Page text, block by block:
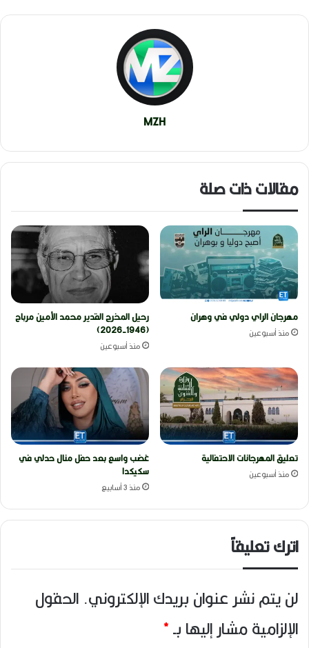
MZH
مقالات ذات صلة
مهرجان الراي دولي في وهران
منذ أسبوعين
رحيل المخرج القدير محمد الأمين مرباح
(1946-2026)
منذ أسبوعين
تعليق المهرجانات الاحتفالية
منذ أسبوعين
غضب واسع بعد حفل منال حدلي في
سكيكدا
منذ 3 أسابيع
اترك تعليقاً
لن يتم نشر عنوان بريدك الإلكتروني. الحقول
الإلزامية مشار إليها بـ*